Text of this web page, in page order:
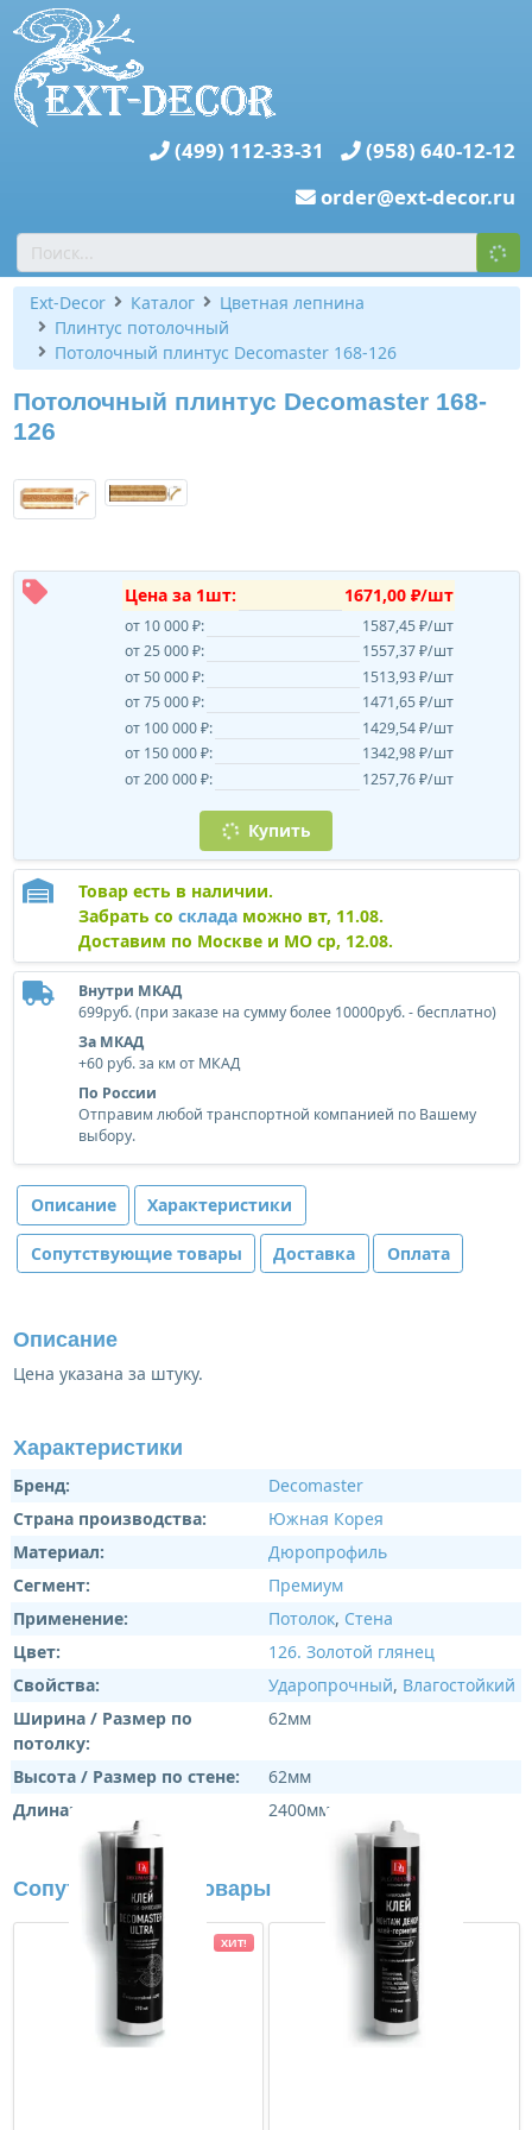
(499) 112-33-31
(958) 640-12-12
order@ext-decor.ru
Ext-Decor Каталог
Цветная лепнина
Плинтус потолочный
Потолочный плинтус Decomaster 168-126
Потолочный плинтус Decomaster 168-
126
Цена за 1шт: 1671,00 ₽/шт
от 10 000 ₽:
1587,45 ₽/шт
от 25 000 ₽:
1557,37 ₽/шт
от 50 000 ₽:
1513,93 ₽/шт
от 75 000 ₽:
1471,65 ₽/шт
от 100 000 ₽:
1429,54 ₽/шт
от 150 000 ₽:
1342,98 ₽/шт
от 200 000 ₽:
1257,76 ₽/шт
Купить
Товар есть в наличии.
Забрать со складаможно вт, 11.08.
Доставим по Москве и МО ср, 12.08.
Внутри МКАД
699руб. (при заказе на сумму более 10000руб. - бесплатно)
За МКАД
+60 руб. за км от МКАД
По России
Отправим любой транспортной компанией по Вашему
выбору.
Описание Характеристики
Сопутствующие товары Доставка Оплата
Описание
Цена указана за штуку.
Характеристики
Бренд:
Decomaster
Страна производства:
Южная Корея
Материал:
Дюропрофиль
Сегмент:
Премиум
Применение:
Потолок, Стена
Цвет:
126. Золотой глянец
Свойства:
Ударопрочный, Влагостойкий
Ширина / Размер по
потолку:
62мм
Высота / Размер по стене:
62мм
Длина:
2400мм
Сопутствующие товары
ХИТ!